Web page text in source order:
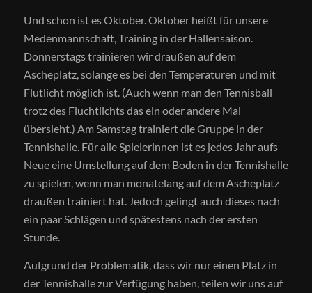
Und schon ist es Oktober. Oktober heißt für unsere
Medenmannschaft, Training in der Hallensaison.
Donnerstags trainieren wir draußen auf dem
Ascheplatz, solange es bei den Temperaturen und mit
Flutlicht möglich ist. (Auch wenn man den Tennisball
trotz des Fluchtlichts das ein oder andere Mal
übersieht.) Am Samstag trainiert die Gruppe in der
Tennishalle. Für alle Spielerinnen ist es jedes Jahr aufs
Neue eine Umstellung auf dem Boden in der Tennishalle
zu spielen, wenn man monatelang auf dem Ascheplatz
draußen trainiert hat. Jedoch gelingt auch dieses nach
ein paar Schlägen und spätestens nach der ersten
Stunde.
Aufgrund der Problematik, dass wir nur einen Platz in
der Tennishalle zur Verfügung haben, teilen wir uns auf